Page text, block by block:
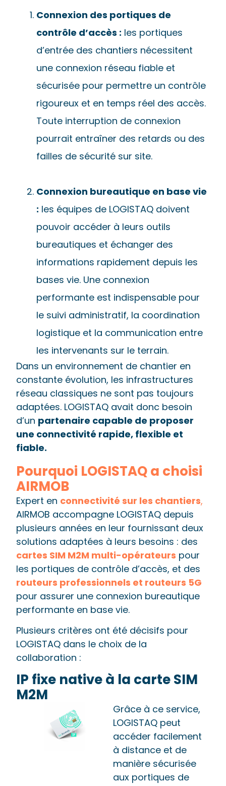
Connexion des portiques de
contrôle d’accès : les portiques
d’entrée des chantiers nécessitent
une connexion réseau fiable et
sécurisée pour permettre un contrôle
rigoureux et en temps réel des accès.
Toute interruption de connexion
pourrait entraîner des retards ou des
failles de sécurité sur site.
Connexion bureautique en base vie
: les équipes de LOGISTAQ doivent
pouvoir accéder à leurs outils
bureautiques et échanger des
informations rapidement depuis les
bases vie. Une connexion
performante est indispensable pour
le suivi administratif, la coordination
logistique et la communication entre
les intervenants sur le terrain.
Dans un environnement de chantier en
constante évolution, les infrastructures
réseau classiques ne sont pas toujours
adaptées. LOGISTAQ avait donc besoin
d’un partenaire capable de proposer
une connectivité rapide, flexible et
fiable.
Pourquoi LOGISTAQ a choisi
AIRMOB
Expert en connectivité sur les chantiers,
AIRMOB accompagne LOGISTAQ depuis
plusieurs années en leur fournissant deux
solutions adaptées à leurs besoins : des
cartes SIM M2M multi-opérateurs pour
les portiques de contrôle d’accès, et des
routeurs professionnels et routeurs 5G
pour assurer une connexion bureautique
performante en base vie.
Plusieurs critères ont été décisifs pour
LOGISTAQ dans le choix de la
collaboration :
IP fixe native à la carte SIM
M2M
Grâce à ce service,
LOGISTAQ peut
accéder facilement
à distance et de
manière sécurisée
aux portiques de